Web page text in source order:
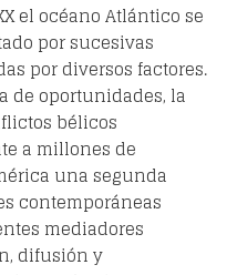
el océano Atlántico se
por sucesivas
por diversos factores.
de oportunidades, la
bélicos
a millones de
una segunda
contemporáneas
mediadores
difusión y